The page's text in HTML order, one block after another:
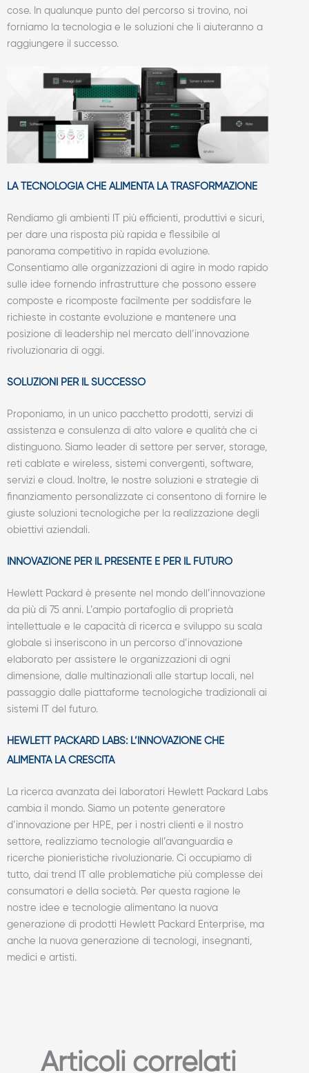
cose. In qualunque punto del percorso si trovino, noi
forniamo la tecnologia e le soluzioni che li aiuteranno a
raggiungere il successo.
LA TECNOLOGIA CHE ALIMENTA LA TRASFORMAZIONE
Rendiamo gli ambienti IT più efficienti, produttivi e sicuri,
per dare una risposta più rapida e flessibile al
panorama competitivo in rapida evoluzione.
Consentiamo alle organizzazioni di agire in modo rapido
sulle idee fornendo infrastrutture che possono essere
composte e ricomposte facilmente per soddisfare le
richieste in costante evoluzione e mantenere una
posizione di leadership nel mercato dell’innovazione
rivoluzionaria di oggi.
SOLUZIONI PER IL SUCCESSO
Proponiamo, in un unico pacchetto prodotti, servizi di
assistenza e consulenza di alto valore e qualità che ci
distinguono. Siamo leader di settore per server, storage,
reti cablate e wireless, sistemi convergenti, software,
servizi e cloud. Inoltre, le nostre soluzioni e strategie di
finanziamento personalizzate ci consentono di fornire le
giuste soluzioni tecnologiche per la realizzazione degli
obiettivi aziendali.
INNOVAZIONE PER IL PRESENTE E PER IL FUTURO
Hewlett Packard è presente nel mondo dell’innovazione
da più di 75 anni. L’ampio portafoglio di proprietà
intellettuale e le capacità di ricerca e sviluppo su scala
globale si inseriscono in un percorso d’innovazione
elaborato per assistere le organizzazioni di ogni
dimensione, dalle multinazionali alle startup locali, nel
passaggio dalle piattaforme tecnologiche tradizionali ai
sistemi IT del futuro.
HEWLETT PACKARD LABS: L’INNOVAZIONE CHE
ALIMENTA LA CRESCITA
La ricerca avanzata dei laboratori Hewlett Packard Labs
cambia il mondo. Siamo un potente generatore
d’innovazione per HPE, per i nostri clienti e il nostro
settore, realizziamo tecnologie all’avanguardia e
ricerche pionieristiche rivoluzionarie. Ci occupiamo di
tutto, dai trend IT alle problematiche più complesse dei
consumatori e della società. Per questa ragione le
nostre idee e tecnologie alimentano la nuova
generazione di prodotti Hewlett Packard Enterprise, ma
anche la nuova generazione di tecnologi, insegnanti,
medici e artisti.
Articoli correlati